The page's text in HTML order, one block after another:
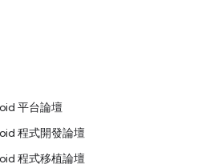
平台論壇
程式開發論壇
程式移植論壇